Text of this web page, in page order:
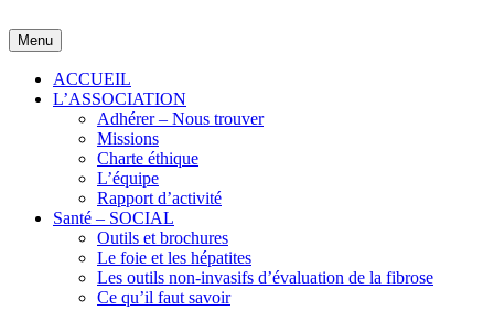
to
content
Menu
ACCUEIL
L’ASSOCIATION
Adhérer – Nous trouver
Missions
Charte éthique
L’équipe
Rapport d’activité
Santé – SOCIAL
Outils et brochures
Le foie et les hépatites
Les outils non-invasifs d’évaluation de la fibrose
Ce qu’il faut savoir